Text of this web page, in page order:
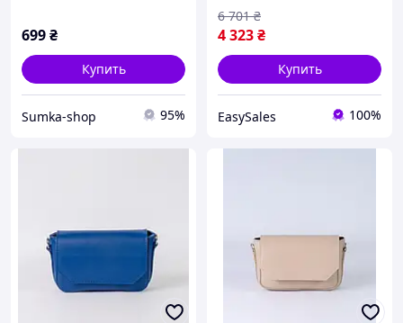
699₴
Купить
Sumka-shop 95%
4 323₴
6 701 ₴
Купить
EasySales 100%